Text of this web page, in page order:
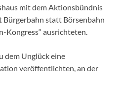
mit dem Aktionsbündnis
Bürgerbahn statt Börsenbahn
Kongress“ ausrichteten.
dem Unglück eine
veröffentlichten, an der